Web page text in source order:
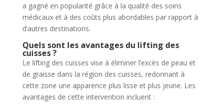
a gagné en popularité grâce à la qualité des soins
médicaux et à des coûts plus abordables par rapport à
d’autres destinations.
Quels sont les avantages du lifting des
cuisses ?
Le lifting des cuisses vise à éliminer l’excès de peau et
de graisse dans la région des cuisses, redonnant à
cette zone une apparence plus lisse et plus jeune. Les
avantages de cette intervention incluent :